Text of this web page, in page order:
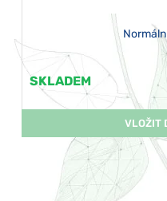
SKLADEM
VLOŽIT